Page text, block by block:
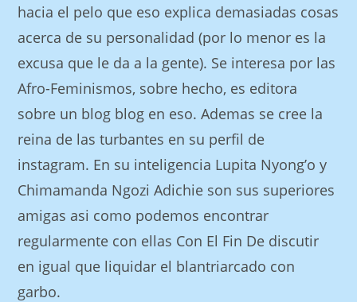
hacia el pelo que eso explica demasiadas cosas
acerca de su personalidad (por lo menor es la
excusa que le da a la gente). Se interesa por las
Afro-Feminismos, sobre hecho, es editora
sobre un blog blog en eso. Ademas se cree la
reina de las turbantes en su perfil de
instagram. En su inteligencia Lupita Nyong’o y
Chimamanda Ngozi Adichie son sus superiores
amigas asi­ como podemos encontrar
regularmente con ellas Con El Fin De discutir
en igual que liquidar el blantriarcado con
garbo.